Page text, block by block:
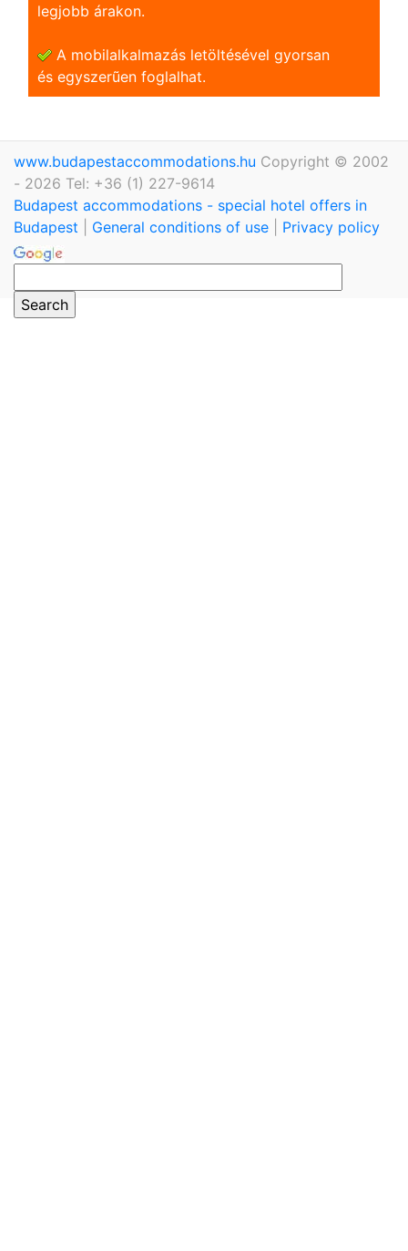
legjobb árakon.
A mobilalkalmazás letöltésével gyorsan
és egyszerũen foglalhat.
www.budapestaccommodations.hu Copyright © 2002
- 2026 Tel: +36 (1) 227-9614
Budapest accommodations - special hotel offers in
Budapest
General conditions of use Privacy policy